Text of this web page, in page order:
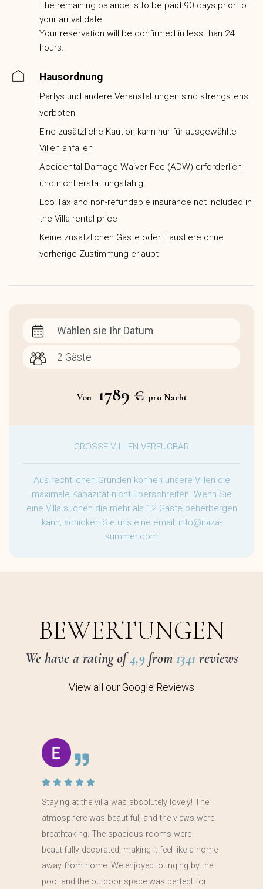
The remaining balance is to be paid 90 days prior to
your arrival date
Your reservation will be confirmed in less than 24
hours.
Hausordnung
Partys und andere Veranstaltungen sind strengstens
verboten
Eine zusätzliche Kaution kann nur für ausgewählte
Villen anfallen
Accidental Damage Waiver Fee (ADW) erforderlich
und nicht erstattungsfähig
Eco Tax and non-refundable insurance not included in
the Villa rental price
Keine zusätzlichen Gäste oder Haustiere ohne
vorherige Zustimmung erlaubt
Wählen sie Ihr Datum
Von 1789 € pro Nacht
GROSSE VILLEN VERFÜGBAR
Aus rechtlichen Gründen können unsere Villen die
maximale Kapazität nicht überschreiten. Wenn Sie
eine Villa suchen die mehr als 12 Gäste beherbergen
kann, schicken Sie uns eine email: info@ibiza-
summer.com
BEWERTUNGEN
We have a rating of4,9from 1341 reviews
View all our Google Reviews
Staying at the villa was absolutely lovely! The
atmosphere was beautiful, and the views were
breathtaking. The spacious rooms were
beautifully decorated, making it feel like a home
away from home. We enjoyed lounging by the
pool and the outdoor space was perfect for